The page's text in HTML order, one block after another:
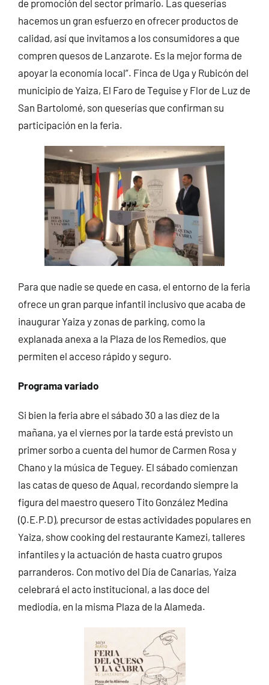
de promoción del sector primario. Las queserías
hacemos un gran esfuerzo en ofrecer productos de
calidad, así que invitamos a los consumidores a que
compren quesos de Lanzarote. Es la mejor forma de
apoyar la economía local”. Finca de Uga y Rubicón del
municipio de Yaiza, El Faro de Teguise y Flor de Luz de
San Bartolomé, son queserías que confirman su
participación en la feria.
Para que nadie se quede en casa, el entorno de la feria
ofrece un gran parque infantil inclusivo que acaba de
inaugurar Yaiza y zonas de parking, como la
explanada anexa a la Plaza de los Remedios, que
permiten el acceso rápido y seguro.
Programa variado
Si bien la feria abre el sábado 30 a las diez de la
mañana, ya el viernes por la tarde está previsto un
primer sorbo a cuenta del humor de Carmen Rosa y
Chano y la música de Teguey. El sábado comienzan
las catas de queso de Aqual, recordando siempre la
figura del maestro quesero Tito González Medina
(Q.E.P.D), precursor de estas actividades populares en
Yaiza, show cooking del restaurante Kamezi, talleres
infantiles y la actuación de hasta cuatro grupos
parranderos. Con motivo del Día de Canarias, Yaiza
celebrará el acto institucional, a las doce del
mediodía, en la misma Plaza de la Alameda.